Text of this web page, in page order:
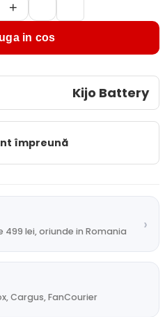
+
in cos
Kijo Battery
împreună
lei, oriunde in Romania ›
Cargus, FanCourier